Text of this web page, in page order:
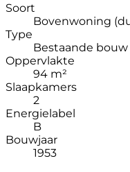
Soort
Bovenwoning
Type
Bestaande bouw
Oppervlakte
94 m²
Slaapkamers
2
Energielabel
B
Bouwjaar
1953